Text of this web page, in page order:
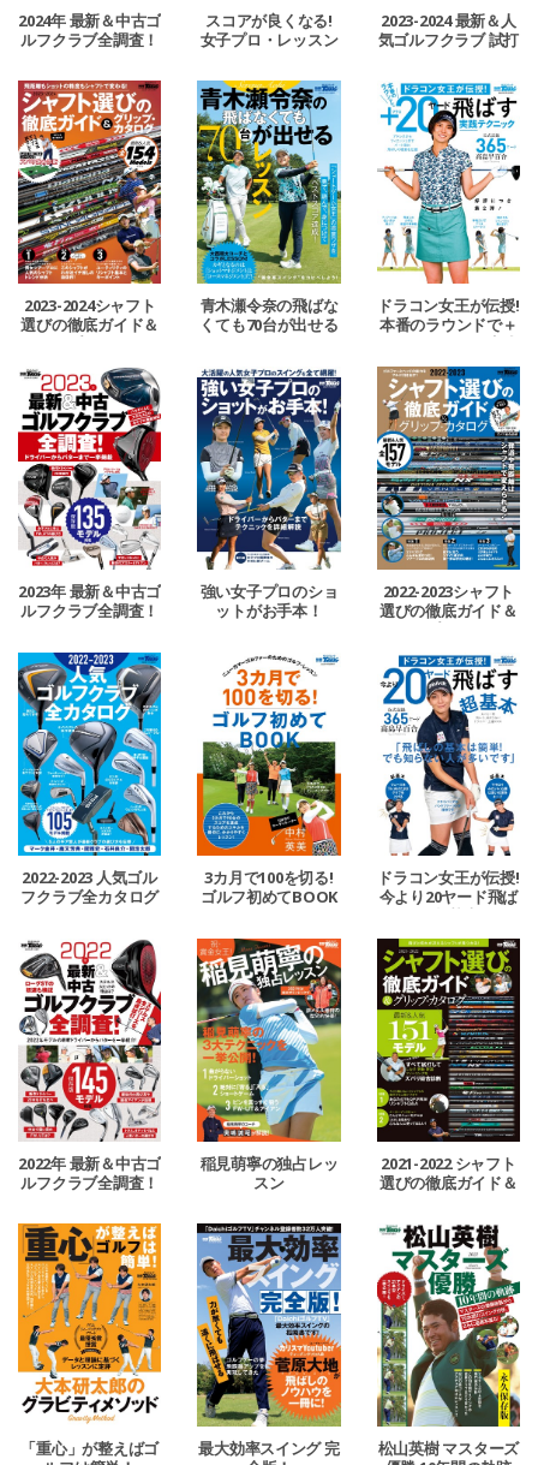
2024年 最新＆中古ゴ
ルフクラブ全調査！
スコアが良くなる!
女子プロ・レッスン
2023-2024 最新＆人
気ゴルフクラブ 試打
2023-2024シャフト
選びの徹底ガイド＆
青木瀬令奈の飛ばな
くても70台が出せる
ドラコン女王が伝授!
本番のラウンドで＋
テクニック
2023年 最新＆中古ゴ
ルフクラブ全調査！
強い女子プロのショ
ットがお手本！
2022-2023シャフト
選びの徹底ガイド＆
グリップ・カタログ
2022-2023 人気ゴル
フクラブ全カタログ
3カ月で100を切る!
ゴルフ初めてBOOK
ドラコン女王が伝授!
今より20ヤード飛ば
す超基本
2022年 最新＆中古ゴ
ルフクラブ全調査！
稲見萌寧の独占レッ
スン
2021-2022 シャフト
選びの徹底ガイド＆
「重心」が整えばゴ
最大効率スイング 完
松山英樹 マスターズ